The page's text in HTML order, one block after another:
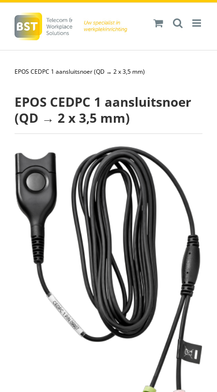
inhoud
EPOS CEDPC 1 aansluitsnoer (QD → 2 x 3,5 mm)
EPOS CEDPC 1 aansluitsnoer
(QD → 2 x 3,5 mm)